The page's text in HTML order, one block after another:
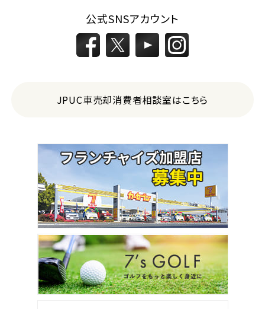
公式SNSアカウント
JPUC車売却消費者相談室はこちら